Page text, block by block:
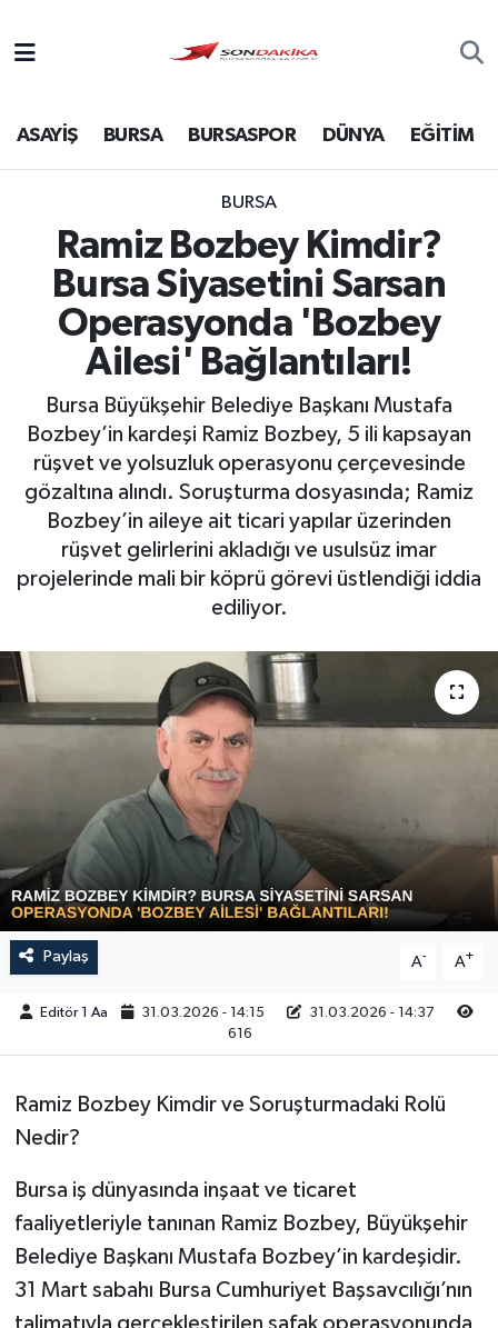
ASAYİŞ BURSA BURSASPOR DÜNYA EĞİTİM
BURSA
Ramiz Bozbey Kimdir?
Bursa Siyasetini Sarsan
Operasyonda 'Bozbey
Ailesi' Bağlantıları!
Bursa Büyükşehir Belediye Başkanı Mustafa
Bozbey’in kardeşi Ramiz Bozbey, 5 ili kapsayan
rüşvet ve yolsuzluk operasyonu çerçevesinde
gözaltına alındı. Soruşturma dosyasında; Ramiz
Bozbey’in aileye ait ticari yapılar üzerinden
rüşvet gelirlerini akladığı ve usulsüz imar
projelerinde mali bir köprü görevi üstlendiği iddia
ediliyor.
Paylaş A- A+
Editör 1 Aa 31.03.2026 - 14:15
31.03.2026 - 14:37
616
Ramiz Bozbey Kimdir ve Soruşturmadaki Rolü
Nedir?
Bursa iş dünyasında inşaat ve ticaret
faaliyetleriyle tanınan Ramiz Bozbey, Büyükşehir
Belediye Başkanı Mustafa Bozbey’in kardeşidir.
31 Mart sabahı Bursa Cumhuriyet Başsavcılığı’nın
Bursa
Ekonomi
Foto Galeri
Genel
Gündem
Magazin
Sağlık
Spor
Türkiye
Video Galeri